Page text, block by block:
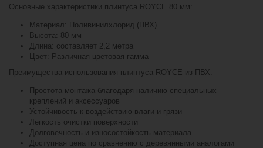
Основные характеристики плинтуса ROYCE 80 мм:
Материал: Поливинилхлорид (ПВХ)
Высота: 80 мм
Длина: составляет 2,2 метра
Цвет: Различная цветовая гамма
Преимущества использования плинтуса ROYCE из ПВХ:
Простота монтажа благодаря наличию специальных
креплений и аксессуаров
Устойчивость к воздействию влаги и грязи
Легкость очистки поверхности
Долговечность и износостойкость материала
Доступная цена по сравнению с деревянными аналогами